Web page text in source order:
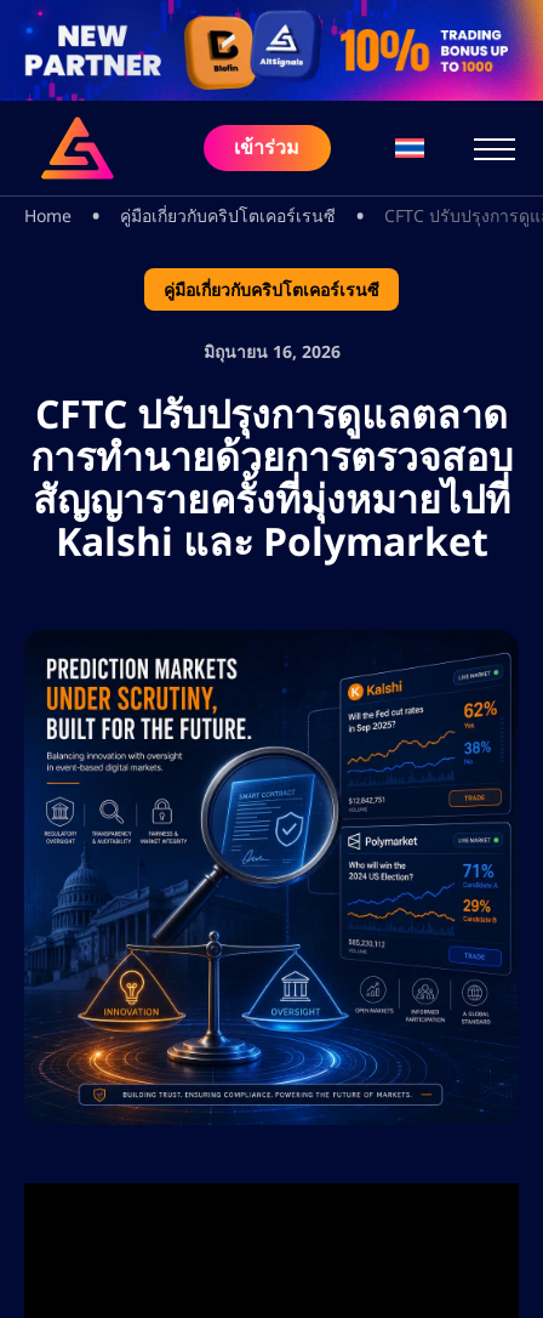
เข้าร่วม
Home • คู่มือเกี่ยวกับคริปโตเคอร์เรนซี • CFTC ปรับปรุงการ
คู่มือเกี่ยวกับคริปโตเคอร์เรนซี
มิถุนายน 16, 2026
CFTC ปรับปรุงการดูแลตลาด
การทำนายด้วยการตรวจสอบ
สัญญารายครั้งที่มุ่งหมายไปที่
Kalshi และ Polymarket